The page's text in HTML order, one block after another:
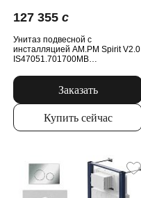
127 355 c
Унитаз подвесной с
инсталляцией AM.PM Spirit V2.0
IS47051.701700MB
микролифт, пневм. клавишей,
Заказать
Купить сейчас